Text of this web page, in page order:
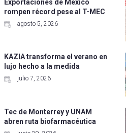
Exportaciones de México
rompen récord pese al T-MEC
agosto 5, 2026
KAZIA transforma el verano en
lujo hecho a la medida
julio 7, 2026
Tec de Monterrey y UNAM
abren ruta biofarmacéutica